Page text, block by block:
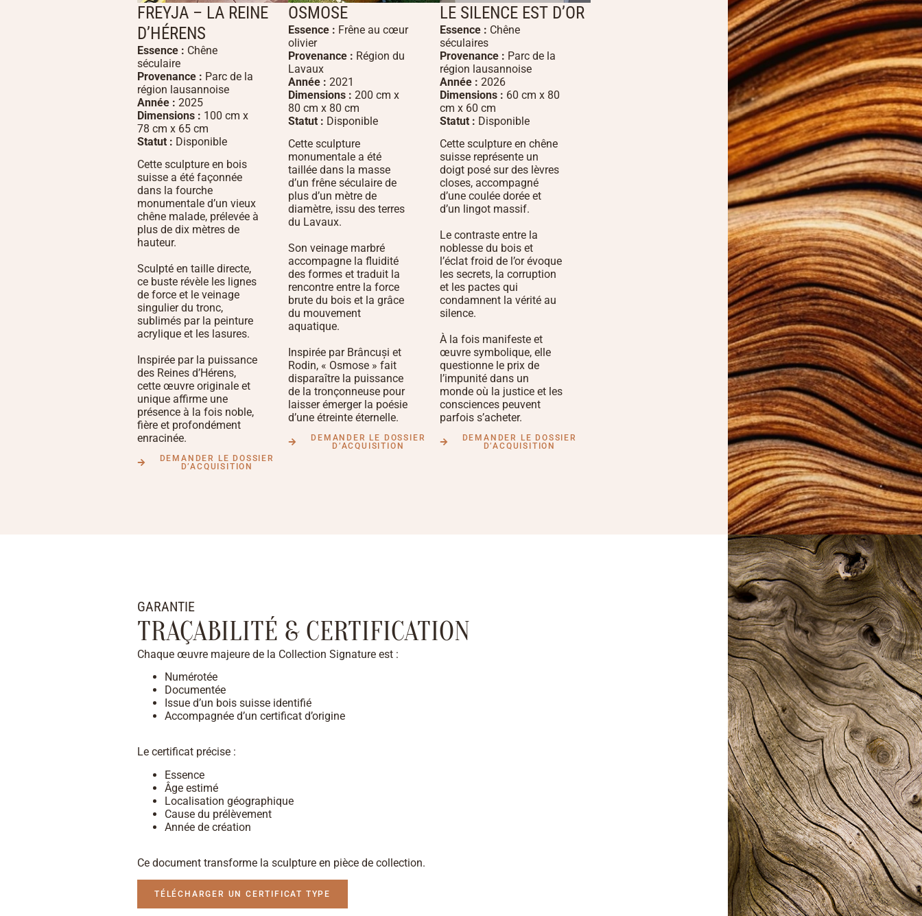
FREYJA – LA REINE
D’HÉRENS
Essence : Chêne
séculaire
Provenance : Parc de la
région lausannoise
Année : 2025
Dimensions : 100 cm x
78 cm x 65 cm
Statut : Disponible
Cette sculpture en bois
suisse a été façonnée
dans la fourche
monumentale d’un vieux
chêne malade, prélevée à
plus de dix mètres de
hauteur.
Sculpté en taille directe,
ce buste révèle les lignes
de force et le veinage
singulier du tronc,
sublimés par la peinture
acrylique et les lasures.
Inspirée par la puissance
des Reines d’Hérens,
cette œuvre originale et
unique affirme une
présence à la fois noble,
fière et profondément
enracinée.
DEMANDER LE DOSSIER
D’ACQUISITION
OSMOSE
Essence : Frêne au cœur
olivier
Provenance : Région du
Lavaux
Année : 2021
Dimensions : 200 cm x
80 cm x 80 cm
Statut : Disponible
Cette sculpture
monumentale a été
taillée dans la masse
d’un frêne séculaire de
plus d’un mètre de
diamètre, issu des terres
du Lavaux.
Son veinage marbré
accompagne la fluidité
des formes et traduit la
rencontre entre la force
brute du bois et la grâce
du mouvement
aquatique.
Inspirée par Brâncuși et
Rodin, « Osmose » fait
disparaître la puissance
de la tronçonneuse pour
laisser émerger la poésie
d’une étreinte éternelle.
DEMANDER LE DOSSIER
D’ACQUISITION
LE SILENCE EST D’OR
Essence : Chêne
séculaires
Provenance : Parc de la
région lausannoise
Année : 2026
Dimensions : 60 cm x 80
cm x 60 cm
Statut : Disponible
Cette sculpture en chêne
suisse représente un
doigt posé sur des lèvres
closes, accompagné
d’une coulée dorée et
d’un lingot massif.
Le contraste entre la
noblesse du bois et
l’éclat froid de l’or évoque
les secrets, la corruption
et les pactes qui
condamnent la vérité au
silence.
À la fois manifeste et
œuvre symbolique, elle
questionne le prix de
l’impunité dans un
monde où la justice et les
consciences peuvent
parfois s’acheter.
DEMANDER LE DOSSIER
D’ACQUISITION
GARANTIE
TRAÇABILITÉ & CERTIFICATION
Chaque œuvre majeure de la Collection Signature est :
Numérotée
Documentée
Issue d’un bois suisse identifié
Accompagnée d’un certificat d’origine
Le certificat précise :
Essence
Âge estimé
Localisation géographique
Cause du prélèvement
Année de création
Ce document transforme la sculpture en pièce de collection.
TÉLÉCHARGER UN CERTIFICAT TYPE